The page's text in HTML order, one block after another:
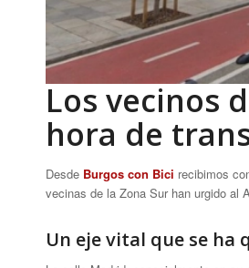
Los vecinos
hora de
Desde Burgos con Bici recibimos
vecinas de la Zona Sur han urgido al
Un eje vital que se ha